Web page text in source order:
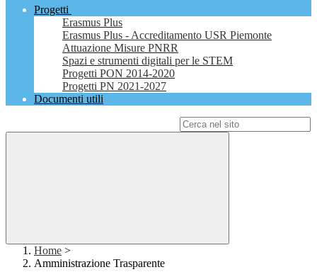
Progetti
Erasmus Plus
Erasmus Plus - Accreditamento USR Piemonte
Attuazione Misure PNRR
Spazi e strumenti digitali per le STEM
Progetti PON 2014-2020
Progetti PN 2021-2027
Documenti utili
Home >
Amministrazione Trasparente